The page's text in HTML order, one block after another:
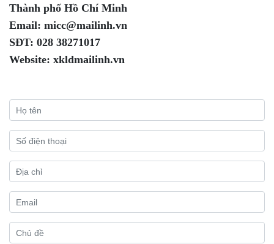
Thành phố Hồ Chí Minh
Email: micc@mailinh.vn
SĐT: 028 38271017
Website: xkldmailinh.vn